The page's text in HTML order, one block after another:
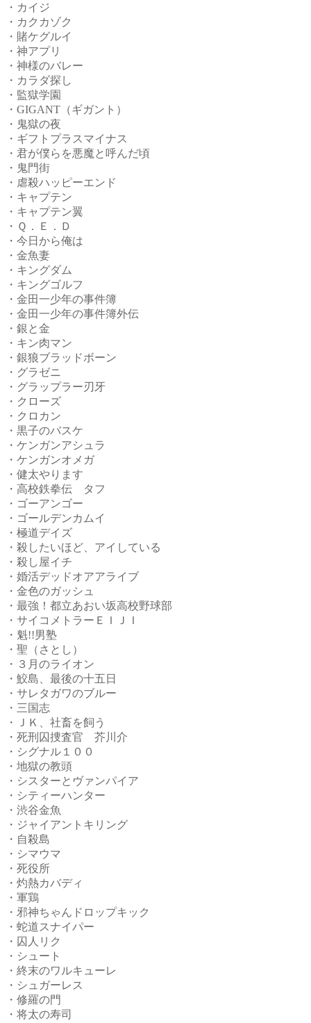
・カイジ
・カクカゾク
・賭ケグルイ
・神アプリ
・神様のバレー
・カラダ探し
・監獄学園
・GIGANT（ギガント）
・鬼獄の夜
・ギフトプラスマイナス
・君が僕らを悪魔と呼んだ頃
・鬼門街
・虐殺ハッピーエンド
・キャプテン
・キャプテン翼
・Ｑ．Ｅ．Ｄ
・今日から俺は
・金魚妻
・キングダム
・キングゴルフ
・金田一少年の事件簿
・金田一少年の事件簿外伝
・銀と金
・キン肉マン
・銀狼ブラッドボーン
・グラゼニ
・グラップラー刃牙
・クローズ
・クロカン
・黒子のバスケ
・ケンガンアシュラ
・ケンガンオメガ
・健太やります
・高校鉄拳伝 タフ
・ゴーアンゴー
・ゴールデンカムイ
・極道デイズ
・殺したいほど、アイしている
・殺し屋イチ
・婚活デッドオアアライブ
・金色のガッシュ
・最強！都立あおい坂高校野球部
・サイコメトラーＥＩＪＩ
・魁!!男塾
・聖（さとし）
・３月のライオン
・鮫島、最後の十五日
・サレタガワのブルー
・三国志
・ＪＫ、社畜を飼う
・死刑囚捜査官 芥川介
・シグナル１００
・地獄の教頭
・シスターとヴァンパイア
・シティーハンター
・渋谷金魚
・ジャイアントキリング
・自殺島
・シマウマ
・死役所
・灼熱カバディ
・軍鶏
・邪神ちゃんドロップキック
・蛇道スナイパー
・囚人リク
・シュート
・終末のワルキューレ
・シュガーレス
・修羅の門
・将太の寿司